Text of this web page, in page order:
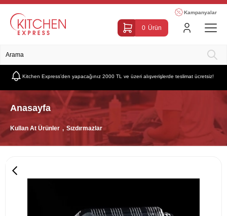
Kampanyalar
0 Ürün
Kitchen Express’den yapacağınız 2000 TL ve üzeri alışverişlerde teslimat ücretsiz!
Anasayfa
Kullan At Ürünler Sızdırmazlar